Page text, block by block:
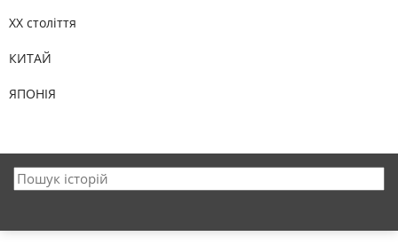
XX століття
КИТАЙ
ЯПОНІЯ